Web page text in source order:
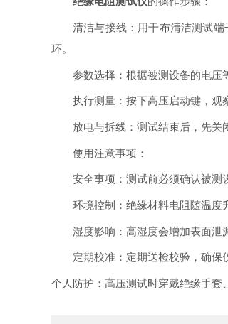
清洁与接线：用干布清洁测试
环。
参数选择：根据被测设备的电压
执行测量：按下高压启动键，观
放电与拆线：测试结束后，先关
使用注意事项：
安全事项：测试前必须确认被测
环境控制：绝缘材料电阻随温度
湿度影响：高湿度会增加表面泄
定期校准：定期送检校验，确保
个人防护：高压测试时穿戴绝缘手套